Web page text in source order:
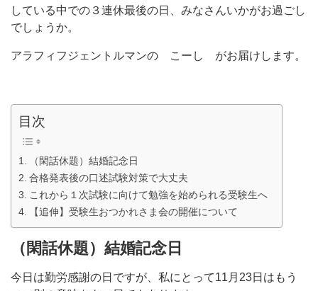
している中での３連休最後の日、みなさんいかがお過ごし
でしょうか。
アラフィフジェントルマンの こーし がお届けします。
目次
（閑話休題）結婚記念日
合格発表後の口述試験対策で大丈夫
これから１次試験に向けて勉強を始められる受験生へ
【追伸】受験生おつかれさま会の開催について
（閑話休題）結婚記念日
今日は勤労感謝の日ですが、私にとって11月23日はもう